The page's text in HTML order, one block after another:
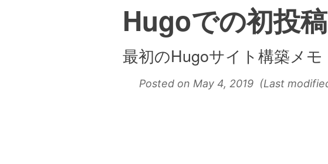
Hugoでの初投稿
最初のHugoサイト構築メモ
Posted on May 4, 2019 (Last